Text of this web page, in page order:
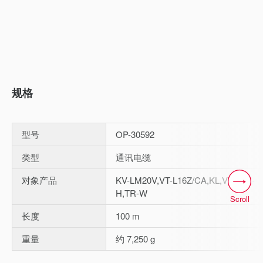
规格
型号
OP-30592
类型
通讯电缆
对象产品
KV-LM20V,VT-L16Z/CA,KL,VT3,TR-
H,TR-W
长度
100 m
重量
约 7,250 g
Scroll